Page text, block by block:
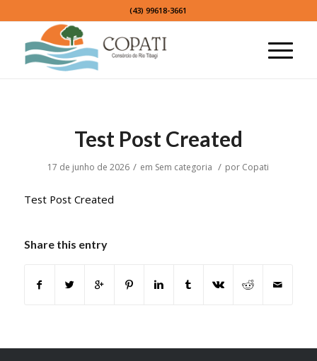
(43) 99618-3661
Test Post Created
17 de junho de 2026 / em Sem categoria / por Copati
Test Post Created
Share this entry